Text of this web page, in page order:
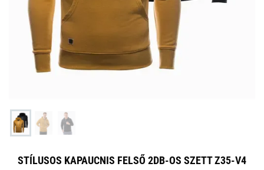
STÍLUSOS KAPAUCNIS FELSŐ 2DB-OS SZETT Z35-V4